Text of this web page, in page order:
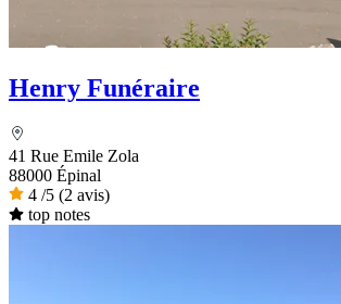
Henry Funéraire
41 Rue Emile Zola
88000 Épinal
4 /5 (2 avis)
top notes